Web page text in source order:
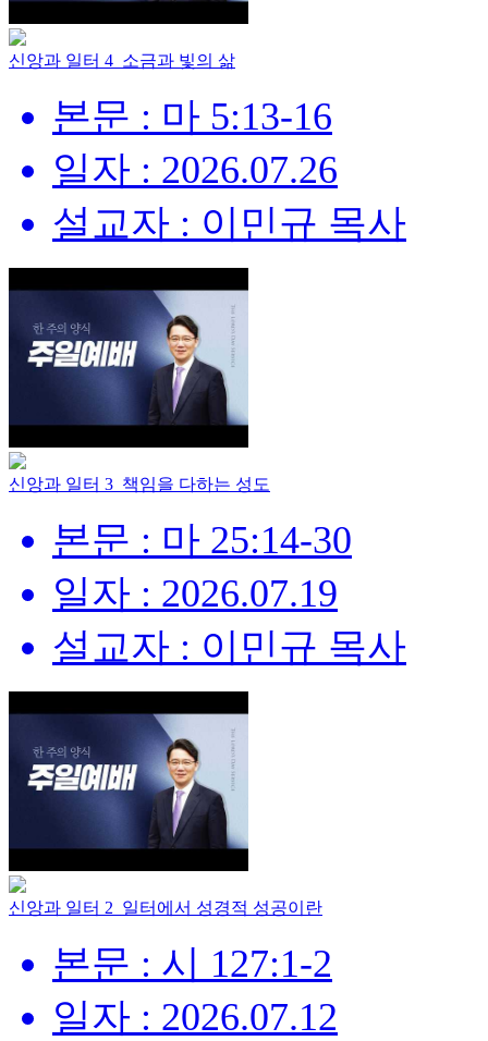
신앙과 일터 4_소금과 빛의 삶
본문 : 마 5:13-16
일자 : 2026.07.26
설교자 : 이민규 목사
신앙과 일터 3_책임을 다하는 성도
본문 : 마 25:14-30
일자 : 2026.07.19
설교자 : 이민규 목사
신앙과 일터 2_일터에서 성경적 성공이란
본문 : 시 127:1-2
일자 : 2026.07.12